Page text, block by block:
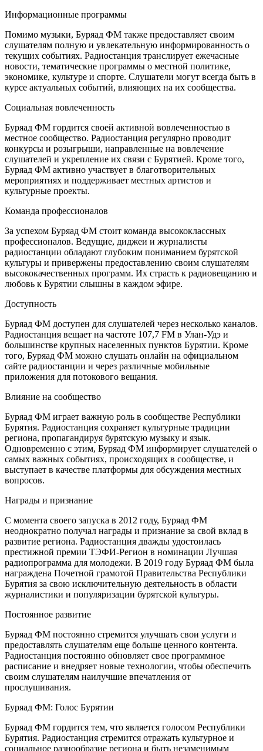
Информационные программы
Помимо музыки, Буряад ФМ также предоставляет своим
слушателям полную и увлекательную информированность о
текущих событиях. Радиостанция транслирует ежечасные
новости, тематические программы о местной политике,
экономике, культуре и спорте. Слушатели могут всегда быть в
курсе актуальных событий, влияющих на их сообщества.
Социальная вовлеченность
Буряад ФМ гордится своей активной вовлеченностью в
местное сообщество. Радиостанция регулярно проводит
конкурсы и розыгрыши, направленные на вовлечение
слушателей и укрепление их связи с Бурятией. Кроме того,
Буряад ФМ активно участвует в благотворительных
мероприятиях и поддерживает местных артистов и
культурные проекты.
Команда профессионалов
За успехом Буряад ФМ стоит команда высококлассных
профессионалов. Ведущие, диджеи и журналисты
радиостанции обладают глубоким пониманием бурятской
культуры и привержены предоставлению своим слушателям
высококачественных программ. Их страсть к радиовещанию и
любовь к Бурятии слышны в каждом эфире.
Доступность
Буряад ФМ доступен для слушателей через несколько каналов.
Радиостанция вещает на частоте 107,7 FM в Улан-Удэ и
большинстве крупных населенных пунктов Бурятии. Кроме
того, Буряад ФМ можно слушать онлайн на официальном
сайте радиостанции и через различные мобильные
приложения для потокового вещания.
Влияние на сообщество
Буряад ФМ играет важную роль в сообществе Республики
Бурятия. Радиостанция сохраняет культурные традиции
региона, пропагандируя бурятскую музыку и язык.
Одновременно с этим, Буряад ФМ информирует слушателей о
самых важных событиях, происходящих в сообществе, и
выступает в качестве платформы для обсуждения местных
вопросов.
Награды и признание
С момента своего запуска в 2012 году, Буряад ФМ
неоднократно получал награды и признание за свой вклад в
развитие региона. Радиостанция дважды удостоилась
престижной премии ТЭФИ-Регион в номинации Лучшая
радиопрограмма для молодежи. В 2019 году Буряад ФМ была
награждена Почетной грамотой Правительства Республики
Бурятия за свою исключительную деятельность в области
журналистики и популяризации бурятской культуры.
Постоянное развитие
Буряад ФМ постоянно стремится улучшать свои услуги и
предоставлять слушателям еще больше ценного контента.
Радиостанция постоянно обновляет свое программное
расписание и внедряет новые технологии, чтобы обеспечить
своим слушателям наилучшие впечатления от
прослушивания.
Буряад ФМ: Голос Бурятии
Буряад ФМ гордится тем, что является голосом Республики
Бурятия. Радиостанция стремится отражать культурное и
социальное разнообразие региона и быть незаменимым